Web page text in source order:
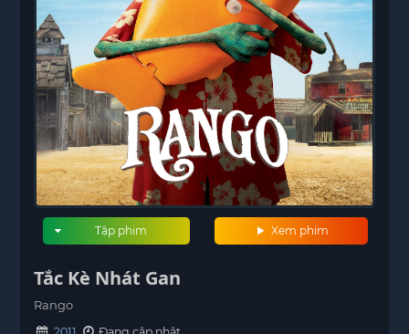
Xem phim
Tập phim
Tắc Kè Nhát Gan
Rango